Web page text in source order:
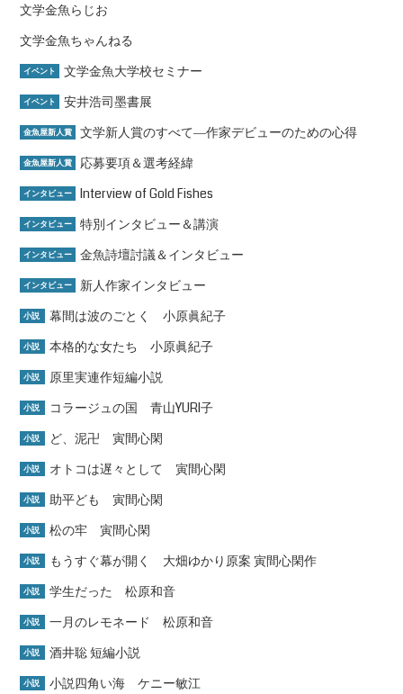
文学金魚らじお
文学金魚ちゃんねる
イベント 文学金魚大学校セミナー
イベント 安井浩司墨書展
金魚屋新人賞 文学新人賞のすべて―作家デビューのための心得
金魚屋新人賞 応募要項＆選考経緯
インタビュー Interview of Gold Fishes
インタビュー 特別インタビュー＆講演
インタビュー 金魚詩壇討議＆インタビュー
インタビュー 新人作家インタビュー
小説 幕間は波のごとく 小原眞紀子
小説 本格的な女たち 小原眞紀子
小説 原里実連作短編小説
小説 コラージュの国 青山YURI子
小説 ど、泥卍 寅間心閑
小説 オトコは遅々として 寅間心閑
小説 助平ども 寅間心閑
小説 松の牢 寅間心閑
小説 もうすぐ幕が開く 大畑ゆかり原案 寅間心閑作
小説 学生だった 松原和音
小説 一月のレモネード 松原和音
小説 酒井聡 短編小説
小説 小説四角い海 ケニー敏江